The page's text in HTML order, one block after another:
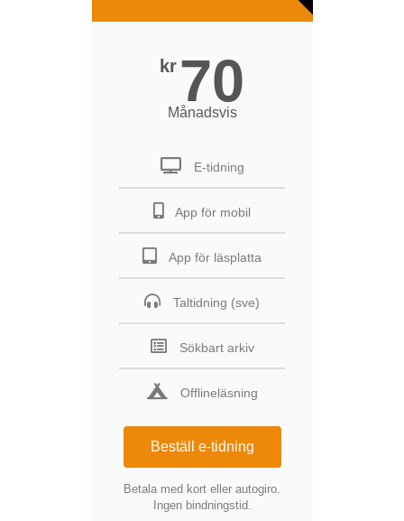
kr 70
Månadsvis
E-tidning
App för mobil
App för läsplatta
Taltidning (sve)
Sökbart arkiv
Offlineläsning
Beställ e-tidning
Betala med kort eller autogiro.
Ingen bindningstid.